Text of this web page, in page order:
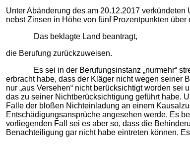
Unter Abänderung des am 20.12.2017
nebst Zinsen in Höhe von fünf Prozentpunkten
Das beklagte Land beantragt,
die Berufung zurückzuweisen.
Es sei in der Berufungsinstanz „nurmehr“
erbracht habe, dass der Kläger nicht wegen seiner
nur „aus Versehen“ nicht berücksichtigt worden
das zu seiner Nichtberücksichtigung geführt habe.
Falle der bloßen Nichteinladung an einem
Entschädigungsansprüche angesehen werde. Es
vorliegenden Fall sei es aber so, dass die
Benachteiligung gar nicht habe eintreten können.